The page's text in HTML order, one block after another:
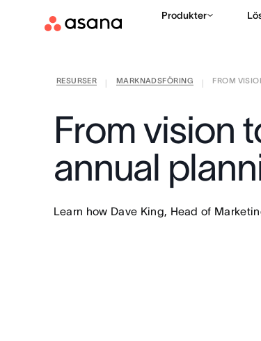
Produkter
RESURSER MARKNADSFÖRING FROM
From vision
annual
Learn how Dave King, Head of